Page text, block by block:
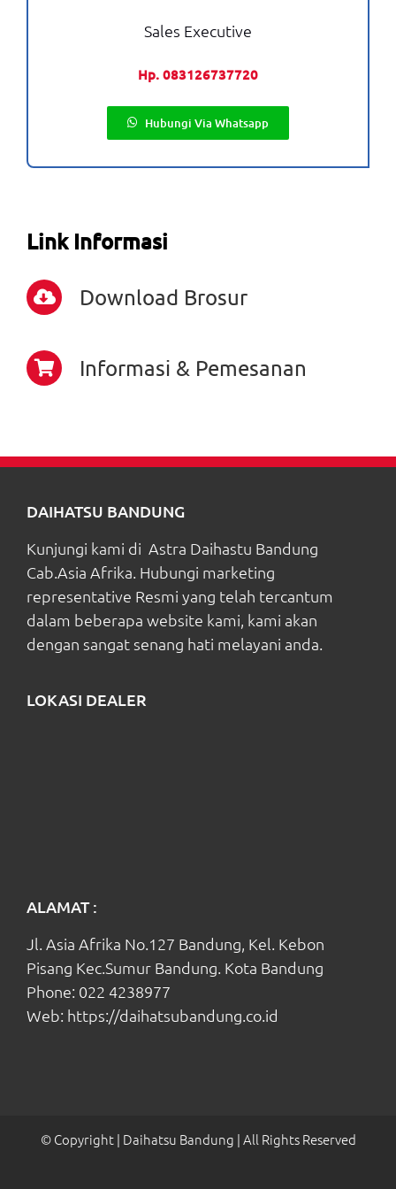
Sales Executive
Hp. 083126737720
Hubungi Via Whatsapp
Link Informasi
Download Brosur
Informasi & Pemesanan
DAIHATSU BANDUNG
Kunjungi kami di Astra Daihastu Bandung
Cab.Asia Afrika. Hubungi marketing
representative Resmi yang telah tercantum
dalam beberapa website kami, kami akan
dengan sangat senang hati melayani anda.
LOKASI DEALER
ALAMAT :
Jl. Asia Afrika No.127 Bandung, Kel. Kebon
Pisang Kec.Sumur Bandung. Kota Bandung
Phone: 022 4238977
Web: https://daihatsubandung.co.id
© Copyright| Daihatsu Bandung | All Rights Reserved